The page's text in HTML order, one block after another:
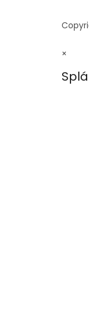
×